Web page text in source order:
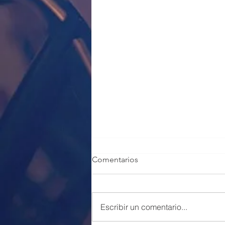
Comentarios
Escribir un comentario...